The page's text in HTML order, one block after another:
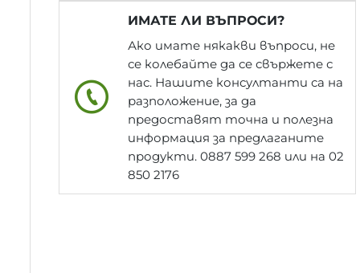
ИМАТЕ ЛИ ВЪПРОСИ?
Ако имате някакви въпроси, не
се колебайте да се свържете с
нас. Нашите консултанти са на
разположение, за да
предоставят точна и полезна
информация за предлаганите
продукти. 0887 599 268 или на 02
850 2176